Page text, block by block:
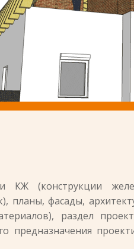
КЖ (конструкции
планы, фасады,
раздел